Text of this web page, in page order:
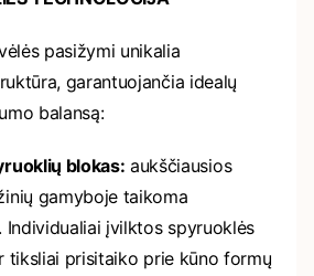
pasižymi unikalia
garantuojančia idealų
balansą:
blokas: aukščiausios
gamyboje taikoma
Individualiai įvilktos spyruoklės
tiksliai prisitaiko prie kūno formų